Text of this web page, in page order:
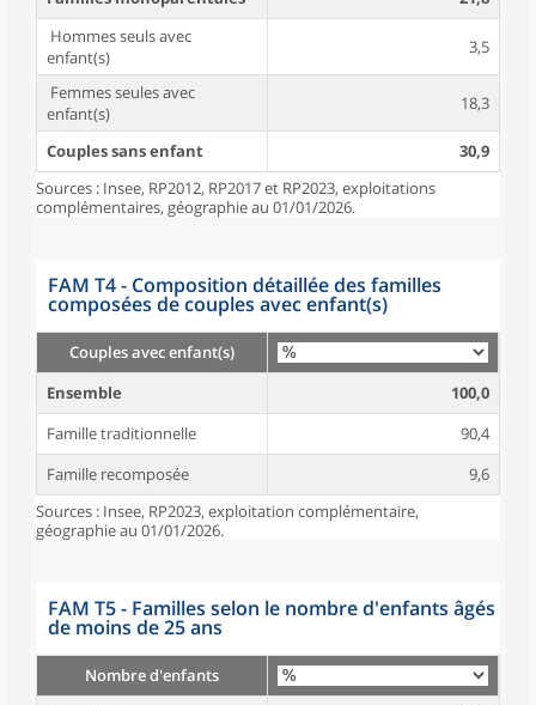
Hommes seuls avec
enfant(s)
3,5
Femmes seules avec
enfant(s)
18,3
Couples sans enfant
30,9
Sources : Insee, RP2012, RP2017 et RP2023, exploitations
complémentaires, géographie au 01/01/2026.
FAM T4 - Composition détaillée des familles
composées de couples avec enfant(s)
Couples avec enfant(s)
Ensemble
100,0
Famille traditionnelle
90,4
Famille recomposée
9,6
Sources : Insee, RP2023, exploitation complémentaire,
géographie au 01/01/2026.
FAM T5 - Familles selon le nombre d'enfants âgés
de moins de 25 ans
Nombre d'enfants